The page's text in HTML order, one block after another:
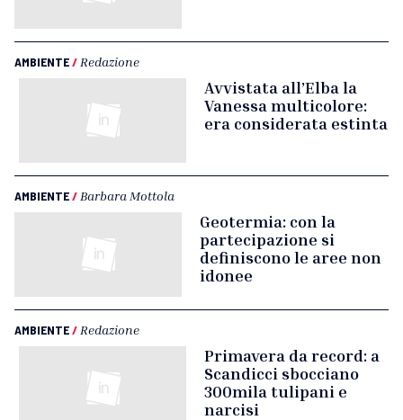
AMBIENTE/ Redazione
Avvistata all’Elba la
Vanessa multicolore:
era considerata estinta
AMBIENTE/ Barbara Mottola
Geotermia: con la
partecipazione si
definiscono le aree non
idonee
AMBIENTE/ Redazione
Primavera da record: a
Scandicci sbocciano
300mila tulipani e
narcisi